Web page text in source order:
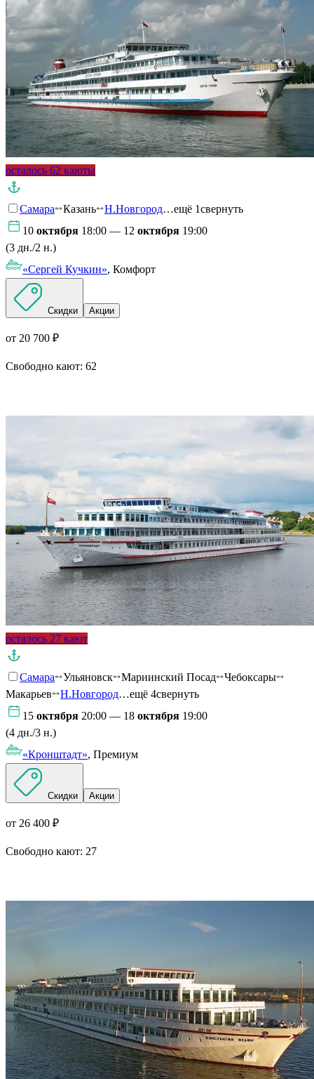
осталось 62 каюты
Самара Казань Н.Новгород…ещё 1свернуть
10 октября 18:00 — 12 октября 19:00
(3 дн./2 н.)
«Сергей Кучкин», Комфорт
Скидки Акции
от 20 700 ₽
Свободно кают: 62
осталось 27 кают
Самара Ульяновск Мариинский Посад
Чебоксары
Макарьев
Н.Новгород…ещё 4свернуть
15 октября 20:00 — 18 октября 19:00
(4 дн./3 н.)
«Кронштадт», Премиум
Скидки Акции
от 26 400 ₽
Свободно кают: 27